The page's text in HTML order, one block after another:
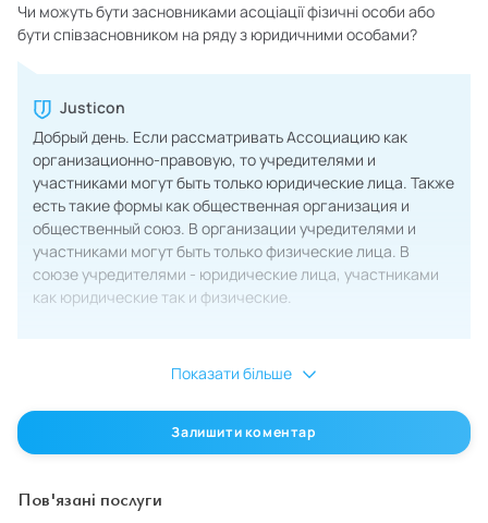
Чи можуть бути засновниками асоціації фізичні особи або
бути співзасновником на ряду з юридичними особами?
Justicon
Добрый день. Если рассматривать Ассоциацию как
организационно-правовую, то учредителями и
участниками могут быть только юридические лица. Также
есть такие формы как общественная организация и
общественный союз. В организации учредителями и
участниками могут быть только физические лица. В
союзе учредителями - юридические лица, участниками
как юридические так и физические.
Показати більше
Залишити коментар
Пов'язані послуги